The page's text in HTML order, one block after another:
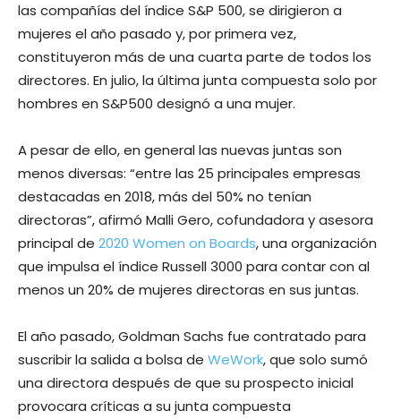
las compañías del índice S&P 500, se dirigieron a
mujeres el año pasado y, por primera vez,
constituyeron más de una cuarta parte de todos los
directores. En julio, la última junta compuesta solo por
hombres en S&P500 designó a una mujer.
A pesar de ello, en general las nuevas juntas son
menos diversas: “entre las 25 principales empresas
destacadas en 2018, más del 50% no tenían
directoras”, afirmó Malli Gero, cofundadora y asesora
principal de 2020 Women on Boards, una organización
que impulsa el índice Russell 3000 para contar con al
menos un 20% de mujeres directoras en sus juntas.
El año pasado, Goldman Sachs fue contratado para
suscribir la salida a bolsa de WeWork, que solo sumó
una directora después de que su prospecto inicial
provocara críticas a su junta compuesta